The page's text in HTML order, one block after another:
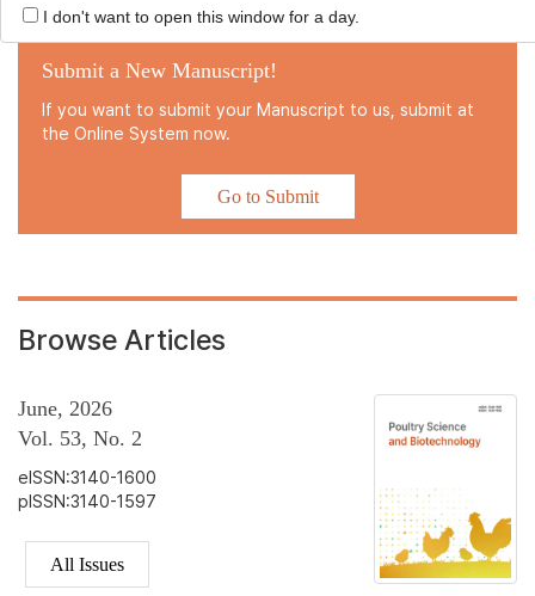
Submit a New Manuscript!
If you want to submit your Manuscript to us, submit at
the Online System now.
Go to Submit
Browse Articles
June, 2026
Vol. 53, No. 2
eISSN:3140-1600
pISSN:3140-1597
All Issues
I don't want to open this window for a day.